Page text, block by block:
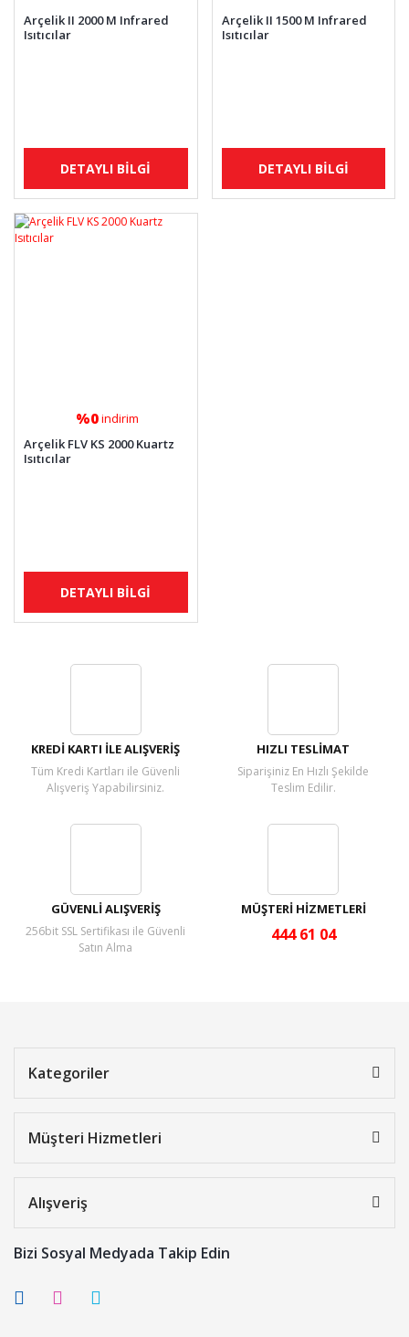
Arçelik II 2000 M Infrared
Isıtıcılar
DETAYLI BİLGİ
Arçelik II 1500 M Infrared
Isıtıcılar
DETAYLI BİLGİ
%0indirim
Arçelik FLV KS 2000 Kuartz
Isıtıcılar
DETAYLI BİLGİ
KREDİ KARTI İLE ALIŞVERİŞ
Tüm Kredi Kartları ile Güvenli
Alışveriş Yapabilirsiniz.
HIZLI TESLİMAT
Siparişiniz En Hızlı Şekilde
Teslim Edilir.
GÜVENLİ ALIŞVERİŞ
256bit SSL Sertifikası ile Güvenli
Satın Alma
MÜŞTERİ HİZMETLERİ
444 61 04
Kategoriler
Müşteri Hizmetleri
Alışveriş
Bizi Sosyal Medyada Takip Edin